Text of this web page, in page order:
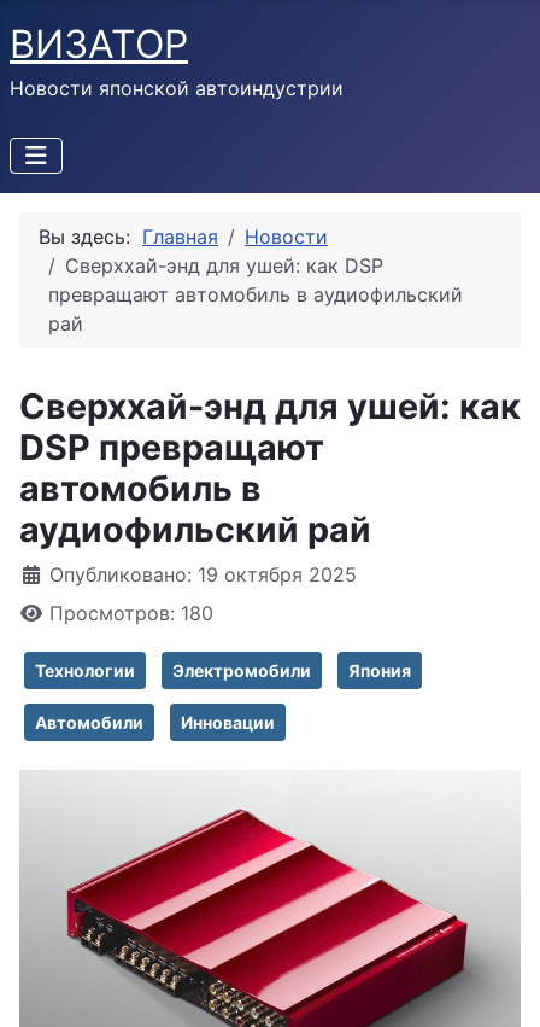
ВИЗАТОР
Новости японской автоиндустрии
Вы здесь: Главная
Новости
Сверххай-энд для ушей: как DSP
превращают автомобиль в аудиофильский
рай
Сверххай-энд для ушей: как
DSP превращают
автомобиль в
аудиофильский рай
Информация о материале
Опубликовано: 19 октября 2025
Просмотров: 180
Технологии Электромобили Япония
Автомобили Инновации